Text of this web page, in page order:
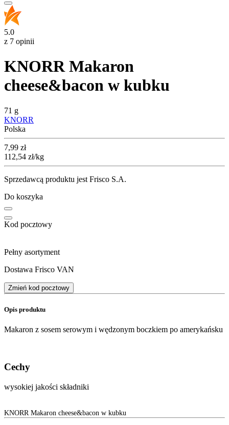
5.0
z 7 opinii
KNORR Makaron
cheese&bacon w kubku
71 g
KNORR
Polska
Cena
7,99 zł
112,54 zł/kg
Sprzedawcą produktu jest Frisco S.A.
Do koszyka
Kod pocztowy
Pełny asortyment
Dostawa Frisco VAN
Zmień kod pocztowy
Opis produktu
Makaron z sosem serowym i wędzonym boczkiem po amerykańsku
Cechy
wysokiej jakości składniki
KNORR Makaron cheese&bacon w kubku